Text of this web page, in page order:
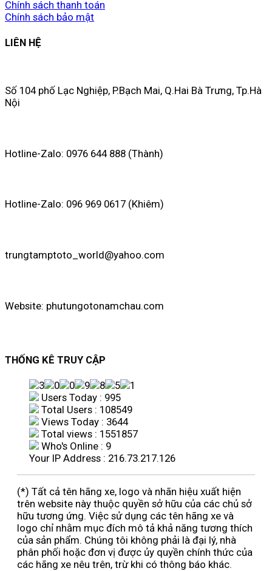
Chính sách thanh toán
Chính sách bảo mật
LIÊN HỆ
Số 104 phố Lạc Nghiệp, P.Bạch Mai, Q.Hai Bà Trưng, Tp.Hà
Nội
Hotline-Zalo: 0976 644 888 (Thành)
Hotline-Zalo: 096 969 0617 (Khiêm)
trungtamptoto_world@yahoo.com
Website: phutungotonamchau.com
THỐNG KÊ TRUY CẬP
Users Today : 995
Total Users : 108549
Views Today : 3644
Total views : 1551857
Who's Online : 9
Your IP Address : 216.73.217.126
(*) Tất cả tên hãng xe, logo và nhãn hiệu xuất hiện
trên website này thuộc quyền sở hữu của các chủ sở
hữu tương ứng. Việc sử dụng các tên hãng xe và
logo chỉ nhằm mục đích mô tả khả năng tương thích
của sản phẩm. Chúng tôi không phải là đại lý, nhà
phân phối hoặc đơn vị được ủy quyền chính thức của
các hãng xe nêu trên, trừ khi có thông báo khác.